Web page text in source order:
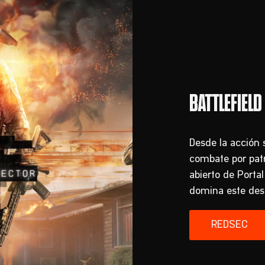
Desde la acción
combate por
abierto de
domina este